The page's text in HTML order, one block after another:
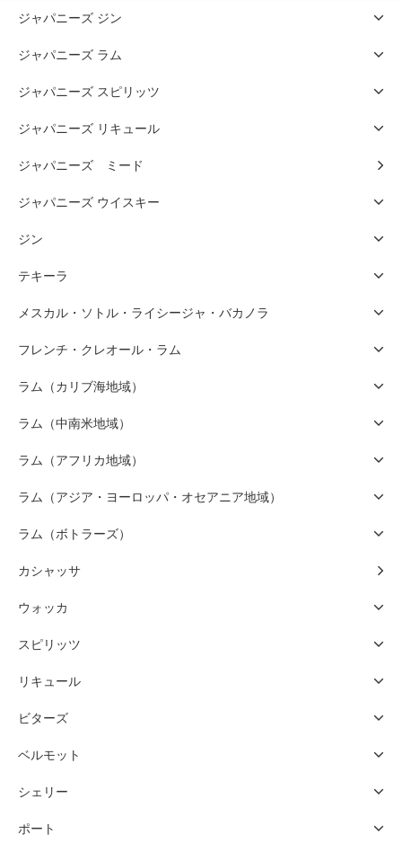
ジャパニーズ ジン
ジャパニーズ ラム
ジャパニーズ スピリッツ
ジャパニーズ リキュール
ジャパニーズ ミード
ジャパニーズ ウイスキー
ジン
テキーラ
メスカル・ソトル・ライシージャ・バカノラ
フレンチ・クレオール・ラム
ラム（カリブ海地域）
ラム（中南米地域）
ラム（アフリカ地域）
ラム（アジア・ヨーロッパ・オセアニア地域）
ラム（ボトラーズ）
カシャッサ
ウォッカ
スピリッツ
リキュール
ビターズ
ベルモット
シェリー
ポート